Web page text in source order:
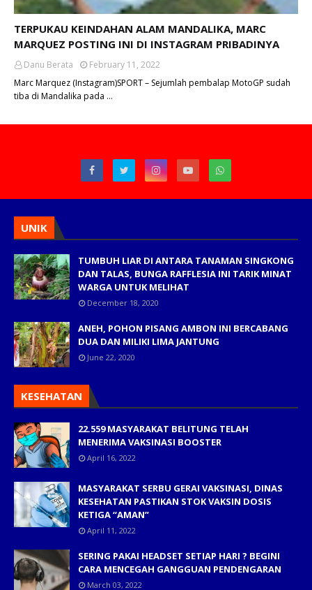
TERPUKAU KEINDAHAN ALAM MANDALIKA, MARC
MARQUEZ POSTING INI DI INSTAGRAM PRIBADINYA
Danu Berata
February 11, 2022
Marc Marquez (Instagram)SPORT – Sejumlah pembalap MotoGP sudah
tiba di Mandalika pada …
UNIK
TUMBUH LIAR DI ANTARA TANAMAN SINGKONG
DAN TALAS, BUNGA RAFFLESIA INI TARIK MINAT
WARGA UNTUK MELIHAT
December 18, 2020
ANEH, POHON PISANG AMBON INI BERCABANG
DUA DAN MILIKI LIMA JANTUNG
June 22, 2020
KESEHATAN
22.559 MASYARAKAT BELITUNG TELAH
MENERIMA VAKSINASI BOOSTER
April 16, 2022
MASYARAKAT SERBU GERAI VAKSINASI, DINAS
KESEHATAN PASTIKAN STOK VAKSIN DOSIS
KETIGA “AMAN”
April 11, 2022
SERING PAKAI HEADSET SETIAP HARI ? BEGINI
CARA MENCEGAH GANGGUAN PENDENGARAN
March 03, 2022